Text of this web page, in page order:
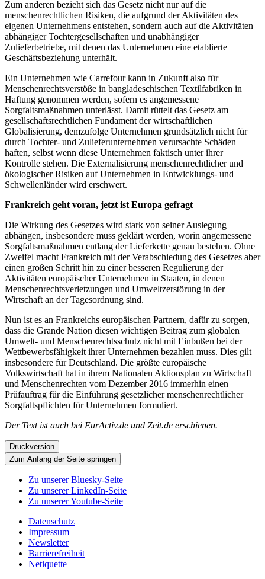
Zum anderen bezieht sich das Gesetz nicht nur auf die
menschenrechtlichen Risiken, die aufgrund der Aktivitäten des
eigenen Unternehmens entstehen, sondern auch auf die Aktivitäten
abhängiger Tochtergesellschaften und unabhängiger
Zulieferbetriebe, mit denen das Unternehmen eine etablierte
Geschäftsbeziehung unterhält.
Ein Unternehmen wie Carrefour kann in Zukunft also für
Menschenrechtsverstöße in bangladeschischen Textilfabriken in
Haftung genommen werden, sofern es angemessene
Sorgfaltsmaßnahmen unterlässt. Damit rüttelt das Gesetz am
gesellschaftsrechtlichen Fundament der wirtschaftlichen
Globalisierung, demzufolge Unternehmen grundsätzlich nicht für
durch Tochter- und Zulieferunternehmen verursachte Schäden
haften, selbst wenn diese Unternehmen faktisch unter ihrer
Kontrolle stehen. Die Externalisierung menschenrechtlicher und
ökologischer Risiken auf Unternehmen in Entwicklungs- und
Schwellenländer wird erschwert.
Frankreich geht voran, jetzt ist Europa gefragt
Die Wirkung des Gesetzes wird stark von seiner Auslegung
abhängen, insbesondere muss geklärt werden, worin angemessene
Sorgfaltsmaßnahmen entlang der Lieferkette genau bestehen. Ohne
Zweifel macht Frankreich mit der Verabschiedung des Gesetzes aber
einen großen Schritt hin zu einer besseren Regulierung der
Aktivitäten europäischer Unternehmen in Staaten, in denen
Menschenrechtsverletzungen und Umweltzerstörung in der
Wirtschaft an der Tagesordnung sind.
Nun ist es an Frankreichs europäischen Partnern, dafür zu sorgen,
dass die Grande Nation diesen wichtigen Beitrag zum globalen
Umwelt- und Menschenrechtsschutz nicht mit Einbußen bei der
Wettbewerbsfähigkeit ihrer Unternehmen bezahlen muss. Dies gilt
insbesondere für Deutschland. Die größte europäische
Volkswirtschaft hat in ihrem Nationalen Aktionsplan zu Wirtschaft
und Menschenrechten vom Dezember 2016 immerhin einen
Prüfauftrag für die Einführung gesetzlicher menschenrechtlicher
Sorgfaltspflichten für Unternehmen formuliert.
Der Text ist auch bei EurActiv.de und Zeit.de erschienen.
Druckversion
Zum Anfang der Seite springen
Zu unserer Bluesky-Seite
Zu unserer LinkedIn-Seite
Zu unserer Youtube-Seite
Datenschutz
Impressum
Newsletter
Barrierefreiheit
Netiquette